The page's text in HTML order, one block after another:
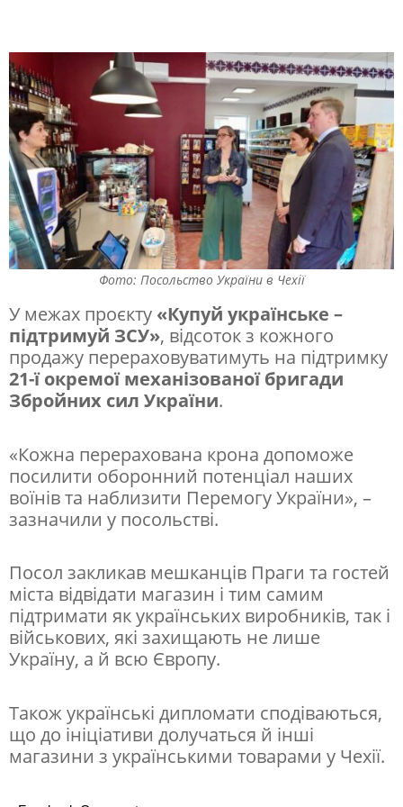
і
д
т
р
и
м
к
у
У
к
р
а
н
и
.
Ф
О
Т
О
Фото: Посольство України в Чехії
У межах проєкту «Купуй українське –
підтримуй ЗСУ», відсоток з кожного
продажу перераховуватимуть на підтримку
21-ї окремої механізованої бригади
Збройних сил України.
«Кожна перерахована крона допоможе
посилити оборонний потенціал наших
воїнів та наблизити Перемогу України», –
зазначили у посольстві.
Посол закликав мешканців Праги та гостей
міста відвідати магазин і тим самим
підтримати як українських виробників, так і
військових, які захищають не лише
Україну, а й всю Європу.
Також українські дипломати сподіваються,
що до ініціативи долучаться й інші
магазини з українськими товарами у Чехії.